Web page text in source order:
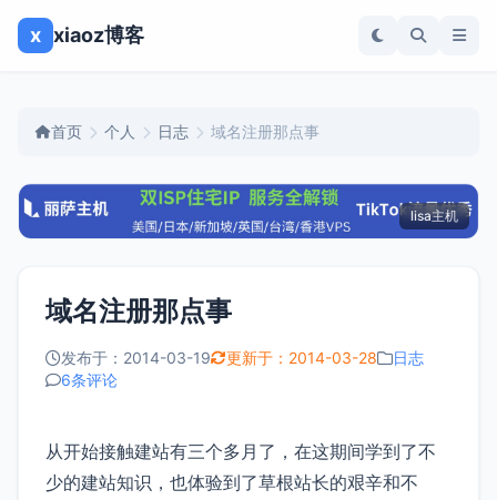
x xiaoz博客
首页 个人 日志 域名注册那点事
lisa主机
域名注册那点事
发布于：2014-03-19 更新于：2014-03-28
日志
6条评论
从开始接触建站有三个多月了，在这期间学到了不
少的建站知识，也体验到了草根站长的艰辛和不